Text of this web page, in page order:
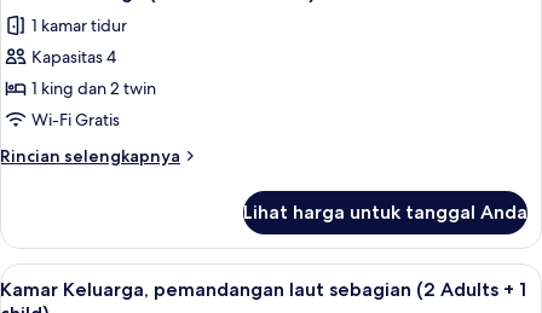
+
semua
foto
untuk
Kamar
Keluarga
(3
Adults
1
Child)
1 kamar tidur
Kapasitas 4
1 king dan 2 twin
Wi-Fi Gratis
Rincian selengkapnya
Rincian
Kamar
Keluarga
(3
Adults
Lihat harga untuk tanggal Anda
Lihat
semua
Minibar, brankas, meja kerja, dan
4
Kamar Keluarga, pemandangan laut sebagian (2 Adults + 1